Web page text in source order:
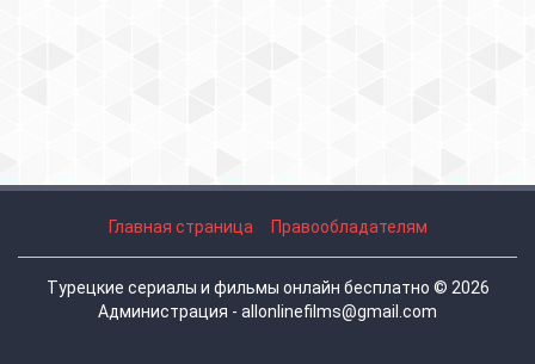
Главная страница Правообладателям
Турецкие сериалы и фильмы онлайн бесплатно © 2026
Администрация - allonlinefilms@gmail.com